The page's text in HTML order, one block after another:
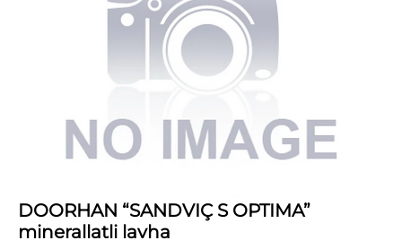
DOORHAN “SANDVIÇ S OPTIMA”
minerallatli lavha